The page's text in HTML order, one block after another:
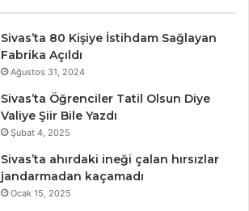
Sivas’ta 80 Kişiye İstihdam Sağlayan
Fabrika Açıldı
Ağustos 31, 2024
Sivas’ta Öğrenciler Tatil Olsun Diye
Valiye Şiir Bile Yazdı
Şubat 4, 2025
Sivas’ta ahırdaki ineği çalan hırsızlar
jandarmadan kaçamadı
Ocak 15, 2025